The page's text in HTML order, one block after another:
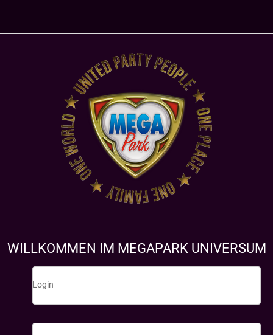
WILLKOMMEN IM MEGAPARK UNIVERSUM
Login